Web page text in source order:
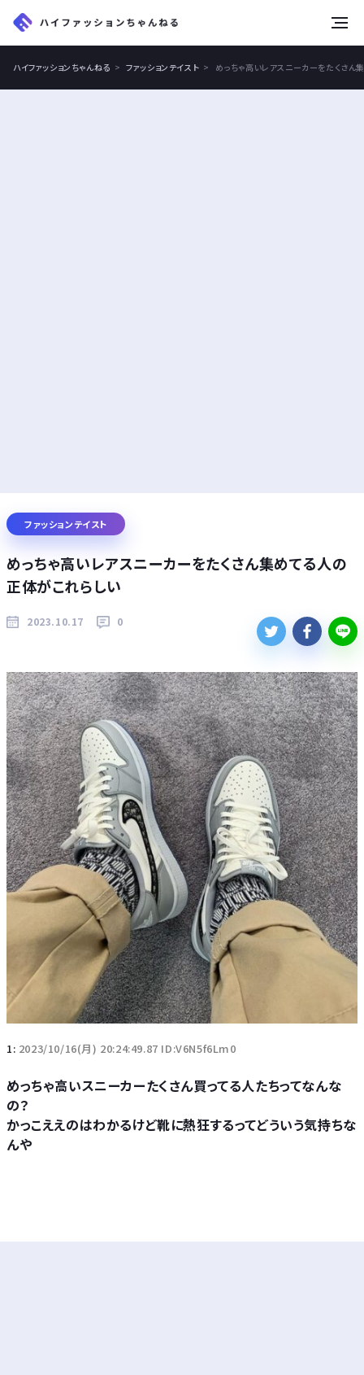
ハイファッションちゃんねる ファッションテイスト めっちゃ高いレアスニーカーをたくさん
ファッションテイスト
めっちゃ高いレアスニーカーをたくさん集めてる人の
正体がこれらしい
2023.10.17 0
1: 2023/10/16(月) 20:24:49.87 ID:V6N5f6Lm0
めっちゃ高いスニーカーたくさん買ってる人たちってなんな
の？
かっこええのはわかるけど靴に熱狂するってどういう気持ちな
んや